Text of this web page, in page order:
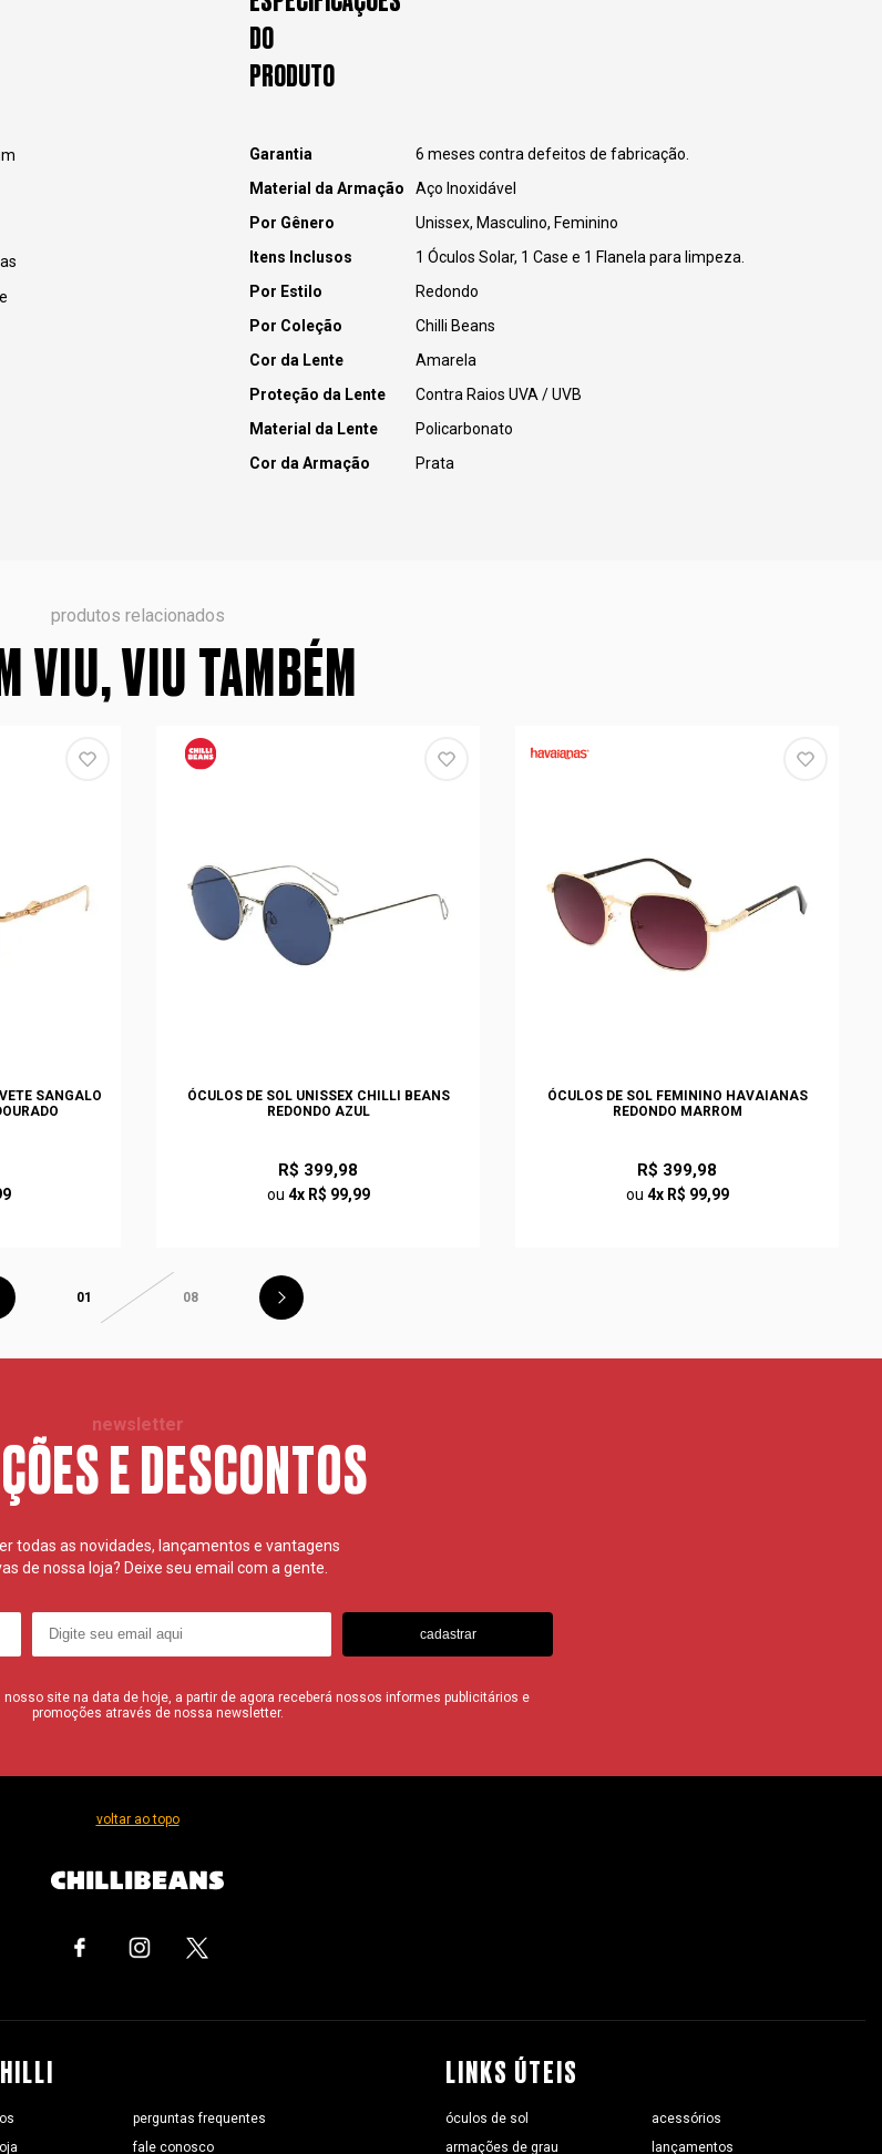
DO
PRODUTO
Garantia
6 meses contra defeitos de fabricação.
Material da Armação
Aço Inoxidável
Por Gênero
Unissex, Masculino, Feminino
Itens Inclusos
1 Óculos Solar, 1 Case e 1 Flanela para limpeza.
Por Estilo
Redondo
Por Coleção
Chilli Beans
Cor da Lente
Amarela
Proteção da Lente
Contra Raios UVA / UVB
Material da Lente
Policarbonato
Cor da Armação
Prata
produtos relacionados
VIU, VIU TAMBÉM
SANGALO
ÓCULOS DE SOL UNISSEX CHILLI BEANS
REDONDO AZUL
R$ 399,98
ou 4x R$ 99,99
ÓCULOS DE SOL FEMININO HAVAIANAS
REDONDO MARROM
R$ 399,98
ou 4x R$ 99,99
01 08
newsletter
E DESCONTOS
todas as novidades, lançamentos e vantagens
de nossa loja? Deixe seu email com a gente.
cadastrar
site na data de hoje, a partir de agora receberá nossos informes publicitários e
promoções através de nossa newsletter.
voltar ao topo
perguntas frequentes
fale conosco
LINKS ÚTEIS
óculos de sol
acessórios
armações de grau
lançamentos